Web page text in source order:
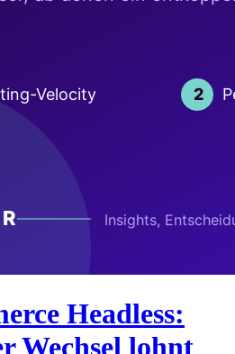
Headless:
Wechsel lohnt